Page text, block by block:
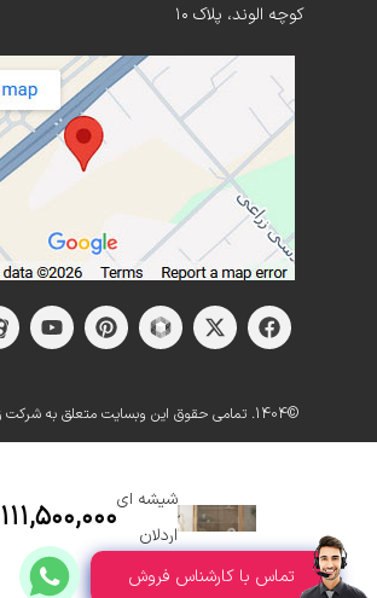
کوچه الوند، پلاک ۱۰
©1404. تمامی حقوق این وبسایت متعلق به شرکت زد دیزاین است.
شیشه ای
اردلان
۱۱۱,۵۰۰,۰۰۰
تماس با کارشناس فروش